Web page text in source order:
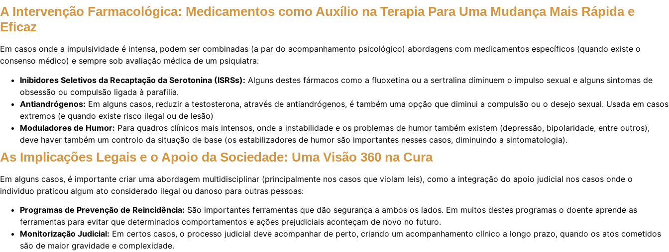
A Intervenção Farmacológica: Medicamentos como Auxílio na Terapia Para Uma Mudança Mais Rápida e
Eficaz
Em casos onde a impulsividade é intensa, podem ser combinadas (a par do acompanhamento psicológico) abordagens com medicamentos específicos (quando existe o
consenso médico) e sempre sob avaliação médica de um psiquiatra:
Inibidores Seletivos da Recaptação da Serotonina (ISRSs): Alguns destes fármacos como a fluoxetina ou a sertralina diminuem o impulso sexual e alguns sintomas de
obsessão ou compulsão ligada à parafilia.
Antiandrógenos: Em alguns casos, reduzir a testosterona, através de antiandrógenos, é também uma opção que diminui a compulsão ou o desejo sexual. Usada em casos
extremos (e quando existe risco ilegal ou de lesão)
Moduladores de Humor: Para quadros clínicos mais intensos, onde a instabilidade e os problemas de humor também existem (depressão, bipolaridade, entre outros),
deve haver também um controlo da situação de base (os estabilizadores de humor são importantes nesses casos, diminuindo a sintomatologia).
As Implicações Legais e o Apoio da Sociedade: Uma Visão 360 na Cura
Em alguns casos, é importante criar uma abordagem multidisciplinar (principalmente nos casos que violam leis), como a integração do apoio judicial nos casos onde o
individuo praticou algum ato considerado ilegal ou danoso para outras pessoas:
Programas de Prevenção de Reincidência: São importantes ferramentas que dão segurança a ambos os lados. Em muitos destes programas o doente aprende as
ferramentas para evitar que determinados comportamentos e ações prejudiciais aconteçam de novo no futuro.
Monitorização Judicial: Em certos casos, o processo judicial deve acompanhar de perto, criando um acompanhamento clínico a longo prazo, quando os atos cometidos
são de maior gravidade e complexidade.